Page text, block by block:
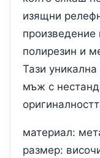
изящни
произведение
полирезин и
Тази
мъж с
материал:
размер: